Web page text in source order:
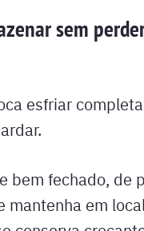
sem
esfriar
bem fechado, de
mantenha em